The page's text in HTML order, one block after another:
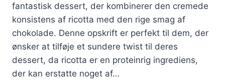
fantastisk dessert, der kombinerer den cremede
konsistens af ricotta med den rige smag af
chokolade. Denne opskrift er perfekt til dem, der
ønsker at tilføje et sundere twist til deres
dessert, da ricotta er en proteinrig ingrediens,
der kan erstatte noget af…